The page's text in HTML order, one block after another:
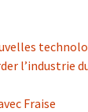
l’industrie
Fraise